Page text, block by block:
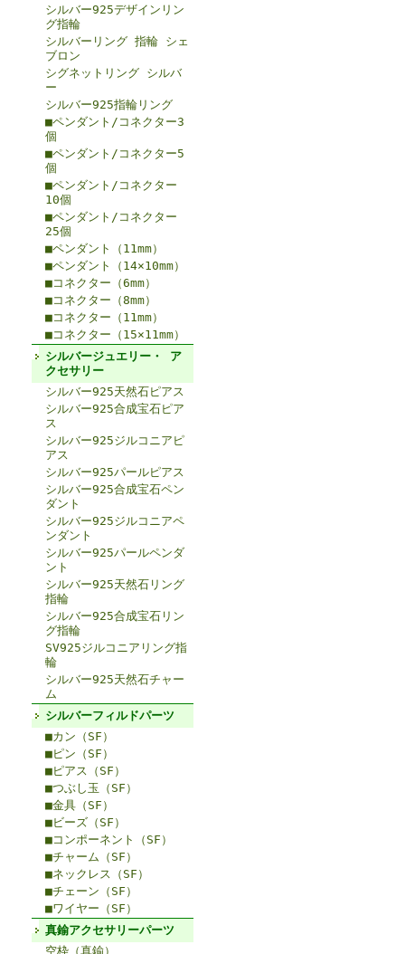
シルバー925デザインリン
グ指輪
シルバーリング 指輪 シェ
ブロン
シグネットリング シルバ
ー
シルバー925指輪リング
■ペンダント/コネクター3
個
■ペンダント/コネクター5
個
■ペンダント/コネクター
10個
■ペンダント/コネクター
25個
■ペンダント（11mm）
■ペンダント（14×10mm）
■コネクター（6mm）
■コネクター（8mm）
■コネクター（11mm）
■コネクター（15×11mm）
シルバージュエリー・ ア
クセサリー
シルバー925天然石ピアス
シルバー925合成宝石ピア
ス
シルバー925ジルコニアピ
アス
シルバー925パールピアス
シルバー925合成宝石ペン
ダント
シルバー925ジルコニアペ
ンダント
シルバー925パールペンダ
ント
シルバー925天然石リング
指輪
シルバー925合成宝石リン
グ指輪
SV925ジルコニアリング指
輪
シルバー925天然石チャー
ム
シルバーフィルドパーツ
■カン（SF）
■ピン（SF）
■ピアス（SF）
■つぶし玉（SF）
■金具（SF）
■ビーズ（SF）
■コンポーネント（SF）
■チャーム（SF）
■ネックレス（SF）
■チェーン（SF）
■ワイヤー（SF）
真鍮アクセサリーパーツ
空枠（真鍮）